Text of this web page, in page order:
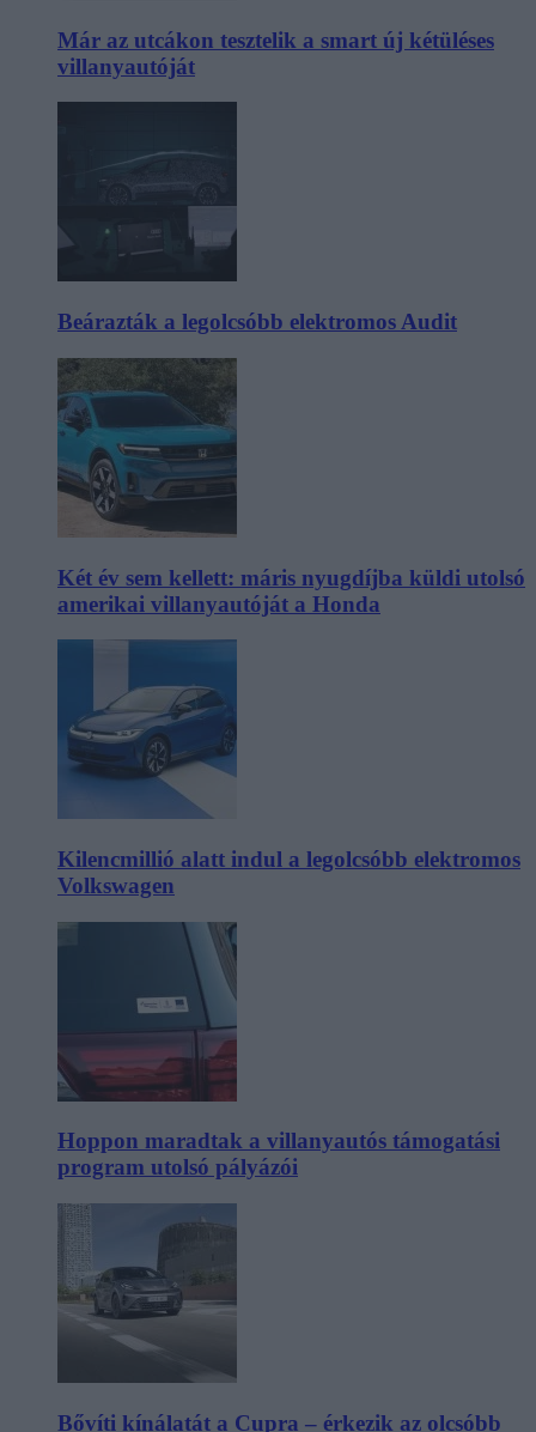
Már az utcákon tesztelik a smart új kétüléses
villanyautóját
Beárazták a legolcsóbb elektromos Audit
Két év sem kellett: máris nyugdíjba küldi utolsó
amerikai villanyautóját a Honda
Kilencmillió alatt indul a legolcsóbb elektromos
Volkswagen
Hoppon maradtak a villanyautós támogatási
program utolsó pályázói
Bővíti kínálatát a Cupra – érkezik az olcsóbb